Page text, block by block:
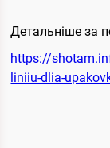
Детальніше за
https://
liniiu-dlia-